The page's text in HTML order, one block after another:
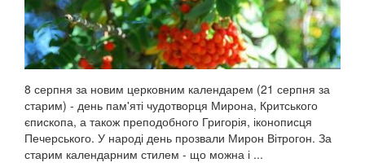
8 серпня за новим церковним календарем (21 серпня за
старим) - день пам'яті чудотворця Мирона, Критського
єпископа, а також преподобного Григорія, іконописця
Печерського. У народі день прозвали Мирон Вітрогон. За
старим календарним стилем - що можна і ...